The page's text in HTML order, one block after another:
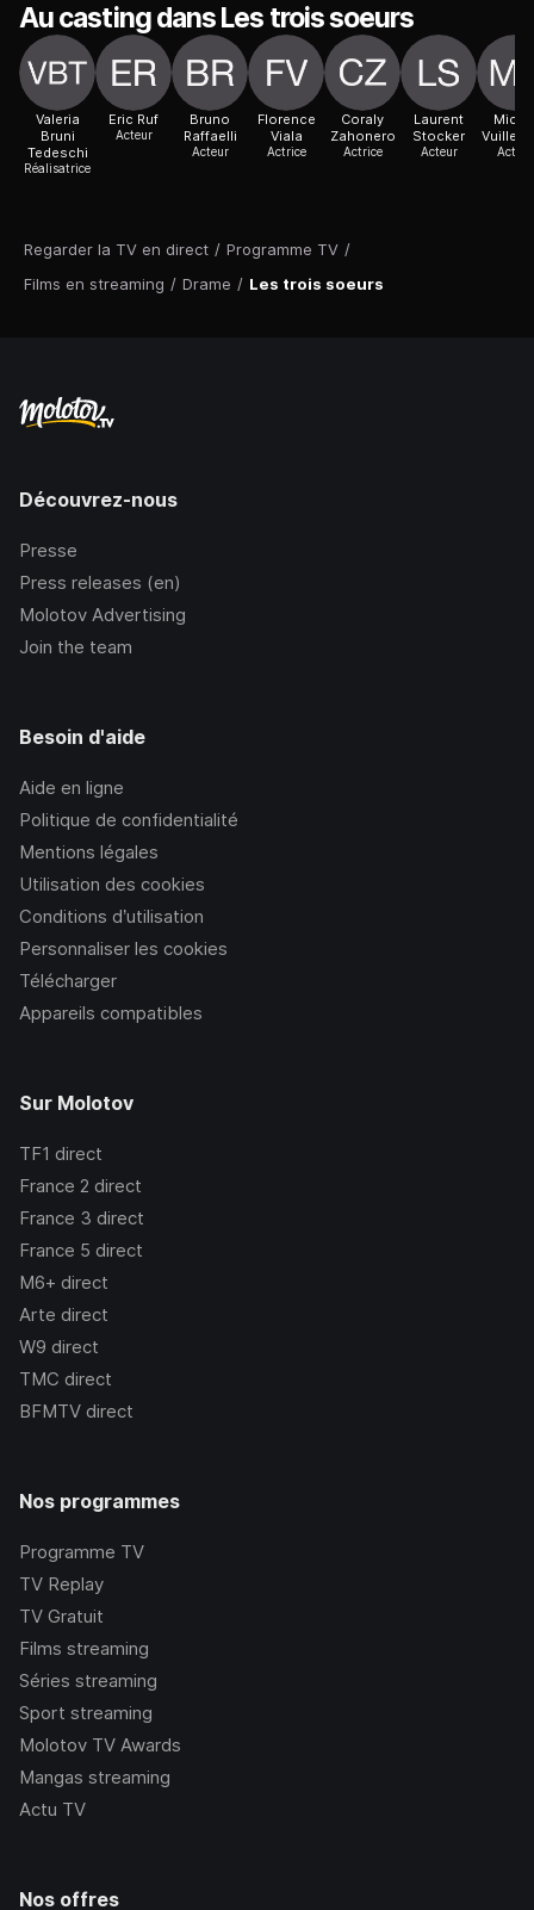
Regarder la TV en direct / Programme TV /
Films en streaming / Drame / Les trois soeurs
Au casting dans Les trois soeurs
Valeria
Bruni
Tedeschi
Réalisatrice
Eric Ruf
Acteur
Bruno
Raffaelli
Acteur
Florence
Viala
Actrice
Coraly
Zahonero
Actrice
Laurent
Stocker
Acteur Acteur
Découvrez-nous
Presse
Press releases (en)
Molotov Advertising
Join the team
Besoin d'aide
Aide en ligne
Politique de confidentialité
Mentions légales
Utilisation des cookies
Conditions d’utilisation
Personnaliser les cookies
Télécharger
Appareils compatibles
Sur Molotov
TF1 direct
France 2 direct
France 3 direct
France 5 direct
M6+ direct
Arte direct
W9 direct
TMC direct
BFMTV direct
Nos programmes
Programme TV
TV Replay
TV Gratuit
Films streaming
Séries streaming
Sport streaming
Molotov TV Awards
Mangas streaming
Actu TV
Nos offres